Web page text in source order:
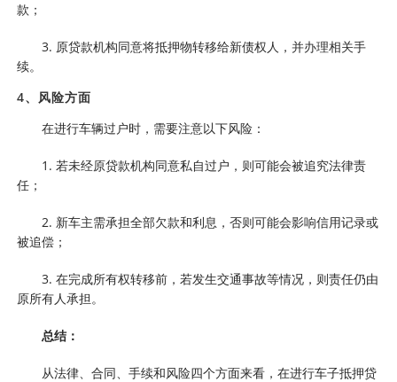
款；
3. 原贷款机构同意将抵押物转移给新债权人，并办理相关手
续。
4、风险方面
在进行车辆过户时，需要注意以下风险：
1. 若未经原贷款机构同意私自过户，则可能会被追究法律责
任；
2. 新车主需承担全部欠款和利息，否则可能会影响信用记录或
被追偿；
3. 在完成所有权转移前，若发生交通事故等情况，则责任仍由
原所有人承担。
总结：
从法律、合同、手续和风险四个方面来看，在进行车子抵押贷